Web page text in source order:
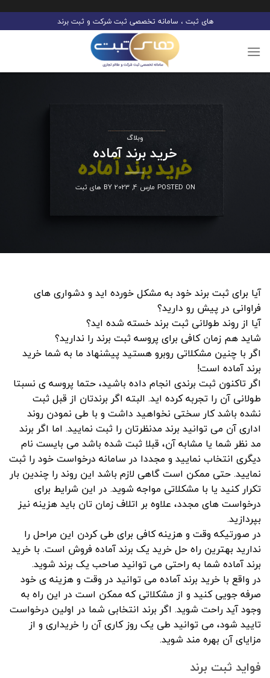
to
content
های ثبت ، سامانه تخصصی ثبت شرکت و ثبت برند
وبلاگ
خرید برند آماده
POSTED ON مارس 4, 2023 BY های ثبت
آیا برای ثبت برند خود به مشکل خورده اید و دشواری های
فراوانی در پیش رو دارید؟
آیا از روند طولانی ثبت برند خسته شده اید؟
شاید هم زمان کافی برای پروسه ثبت برند را ندارید؟
اگر با چنین مشکلاتی روبرو هستید پیشنهاد ما به شما خرید
برند آماده است!
اگر تاکنون ثبت برندی انجام داده باشید، حتما پروسه ی نسبتا
طولانی آن را تجربه کرده اید. البته اگر برندتان از قبل ثبت
نشده باشد کار سختی نخواهید داشت و با طی نمودن روند
اداری آن می توانید برند مدنظرتان را ثبت نمایید. اما اگر برند
مد نظر شما یا مشابه آن، قبلا ثبت شده باشد می بایست نام
دیگری انتخاب نمایید و مجددا در سامانه درخواست خود را ثبت
نمایید. حتی ممکن است گاهی لازم باشد این روند را چندین بار
تکرار کنید یا با مشکلاتی مواجه شوید. در این شرایط برای
درخواست های مجدد، علاوه بر اتلاف زمان تان باید هزینه نیز
بپردازید.
در صورتیکه وقت و هزینه کافی برای طی کردن این مراحل را
ندارید بهترین راه حل خرید یک برند آماده فروش است. با خرید
برند آماده شما به راحتی می توانید صاحب یک برند شوید.
در واقع با خرید برند آماده می توانید در وقت و هزینه ی خود
صرفه جویی کنید و از مشکلاتی که ممکن است در این راه به
وجود آید راحت شوید. اگر برند انتخابی شما در اولین درخواست
تایید شود، می توانید طی یک روز کاری آن را خریداری و از
مزایای آن بهره مند شوید.
فواید ثبت برند